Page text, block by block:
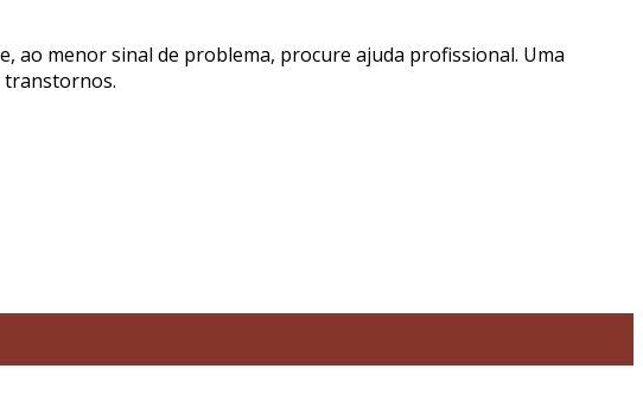
ao menor sinal de problema, procure ajuda profissional. Uma
transtornos.